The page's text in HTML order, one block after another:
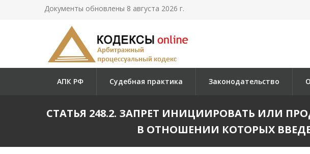
Документы обновлены 8 августа 2026 г.
АПК РФ Судебная практика Законодательство
СТАТЬЯ 248.2. ЗАПРЕТ ИНИЦИИРОВАТЬ ИЛИ
В ОТНОШЕНИИ КОТОРЫХ